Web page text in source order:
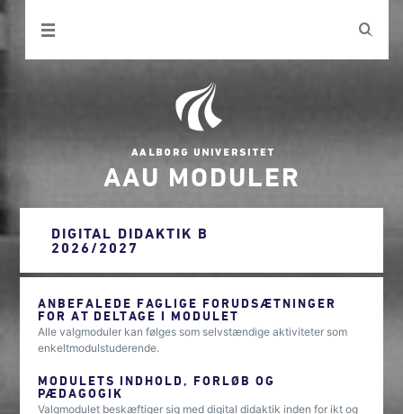
AAU MODULER
DIGITAL DIDAKTIK B
2026/2027
ANBEFALEDE FAGLIGE FORUDSÆTNINGER
FOR AT DELTAGE I MODULET
Alle valgmoduler kan følges som selvstændige aktiviteter som
enkeltmodulstuderende.
MODULETS INDHOLD, FORLØB OG
PÆDAGOGIK
Valgmodulet beskæftiger sig med digital didaktik inden for ikt og